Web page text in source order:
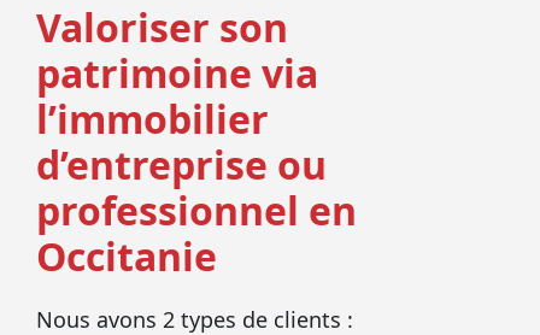
Valoriser son
patrimoine via
l’immobilier
d’entreprise ou
professionnel en
Occitanie
Nous avons 2 types de clients :